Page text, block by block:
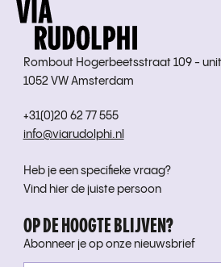
Rombout Hogerbeetsstraat 109 -
1052 VW Amsterdam
+31(0)20 62 77 555
info@viarudolphi.nl
Heb je een specifieke vraag?
Vind hier de juiste persoon
OP DE HOOGTE BLIJVEN?
Abonneer je op onze nieuwsbrief